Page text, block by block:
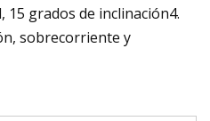
grados de inclinación4.
sobrecorriente y